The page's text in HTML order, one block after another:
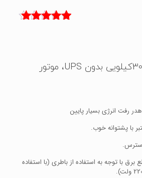
موتور ساید نوبل 300کیلویی بدون UPS، موتور
رفت انرژی بسیار پایین
با پشتوانه خوب.
برق با توجه به استفاده از باطری (با استفاده